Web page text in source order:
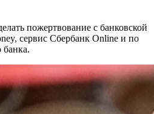
пожертвование с банковской
сервис Сбербанк Online и по